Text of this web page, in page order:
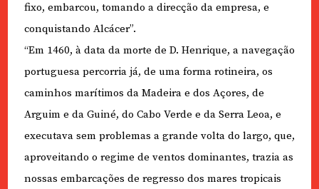
fixo, embarcou, tomando a direcção da empresa, e
conquistando Alcácer”.
“Em 1460, à data da morte de D. Henrique, a navegação
portuguesa percorria já, de uma forma rotineira, os
caminhos marítimos da Madeira e dos Açores, de
Arguim e da Guiné, do Cabo Verde e da Serra Leoa, e
executava sem problemas a grande volta do largo, que,
aproveitando o regime de ventos dominantes, trazia as
nossas embarcações de regresso dos mares tropicais